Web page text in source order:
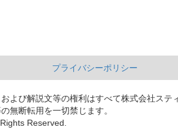
プライバシーポリシー
よび解説文等の権利はすべて株式会社ステ
無断転用を一切禁じます。
Reserved.